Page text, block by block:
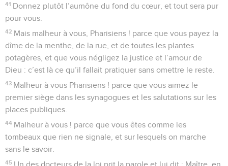
41 Donnez plutôt l’aumône du fond du cœur, et tout sera pur
pour vous.
42 Mais malheur à vous, Pharisiens ! parce que vous payez la
dîme de la menthe, de la rue, et de toutes les plantes
potagères, et que vous négligez la justice et l’amour de
Dieu : c’est là ce qu’il fallait pratiquer sans omettre le reste.
43 Malheur à vous Pharisiens ! parce que vous aimez le
premier siège dans les synagogues et les salutations sur les
places publiques.
44 Malheur à vous ! parce que vous êtes comme les
tombeaux que rien ne signale, et sur lesquels on marche
sans le savoir.
45 Un des docteurs de la loi prit la parole et lui dit : Maître, en